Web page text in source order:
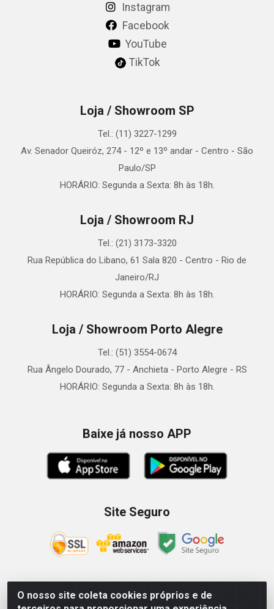
O nosso site coleta cookies próprios e de
Instagram
Facebook
YouTube
TikTok
Loja / Showroom SP
Tel.: (11) 3227-1299
Av. Senador Queiróz, 274 - 12º e 13º andar - Centro - São
Paulo/SP
HORÁRIO: Segunda a Sexta: 8h às 18h.
Loja / Showroom RJ
Tel.: (21) 3173-3320
Rua República do Libano, 61 Sala 820 - Centro - Rio de
Janeiro/RJ
HORÁRIO: Segunda a Sexta: 8h às 18h.
Loja / Showroom Porto Alegre
Tel.: (51) 3554-0674
Rua Ângelo Dourado, 77 - Anchieta - Porto Alegre - RS
HORÁRIO: Segunda a Sexta: 8h às 18h.
Baixe já nosso APP
Site Seguro
Zein Importação e Comércio LTDA - Av. Senador Queiróz, 274